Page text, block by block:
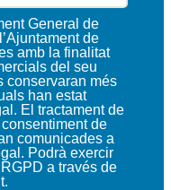
General de
de
amb la finalitat
del seu
conservaran més
han estat
El tractament de
de
comunicades a
Podrà exercir
a través de